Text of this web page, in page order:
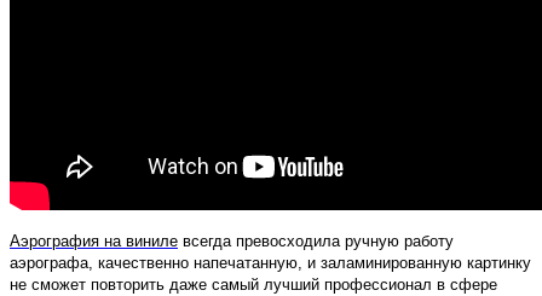
Аэрография на виниле всегда превосходила ручную работу
аэрографа, качественно напечатанную, и заламинированную картинку
не сможет повторить даже самый лучший профессионал в сфере